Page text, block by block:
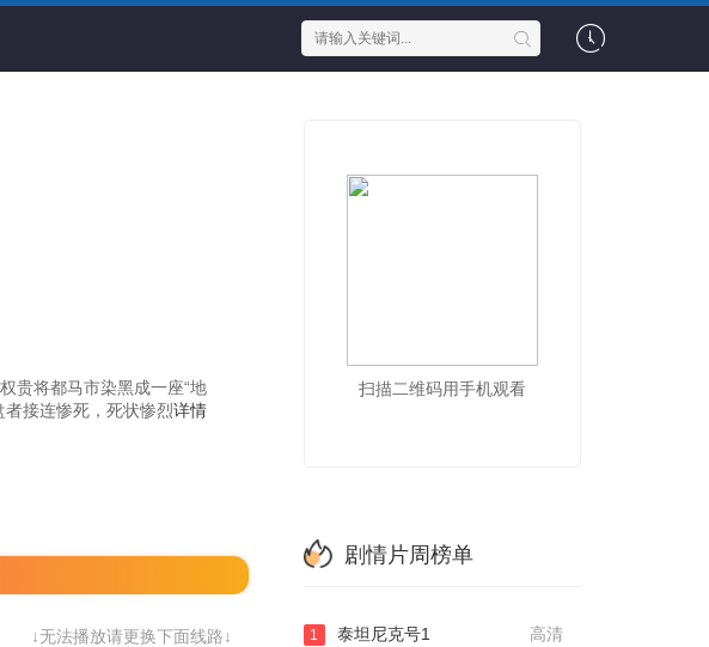
将都马市染黑成一座“地
接连惨死，死状惨烈详情
↓无法播放请更换下面线路↓
扫描二维码用手机观看
剧情片周榜单
高清
1 泰坦尼克号1